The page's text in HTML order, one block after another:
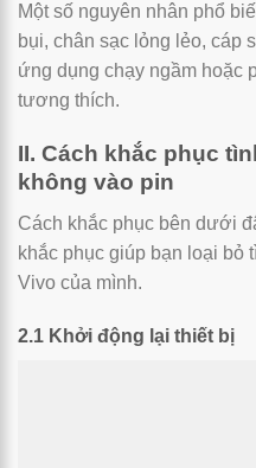
Một số nguyên nhân phổ
bụi, chân sạc lỏng lẻo, cáp
ứng dụng chạy ngầm hoặc
tương thích.
II. Cách khắc phục
không vào pin
Cách khắc phục bên dưới
khắc phục giúp bạn loại bỏ
Vivo của mình.
2.1 Khởi động lại thiết bị